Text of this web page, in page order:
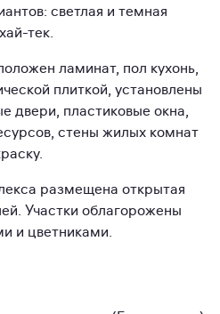
светлая и темная
тек.
ламинат, пол кухонь,
плиткой, установлены
двери, пластиковые окна,
стены жилых комнат
размещена открытая
Участки облагорожены
и цветниками.